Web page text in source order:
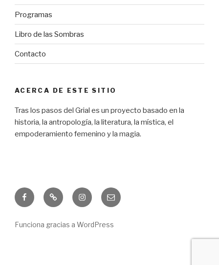
Programas
Libro de las Sombras
Contacto
ACERCA DE ESTE SITIO
Tras los pasos del Grial es un proyecto basado en la
historia, la antropología, la literatura, la mística, el
empoderamiento femenino y la magia.
FacebookFreebie InstagramCorreo
electrónico
Funciona gracias a WordPress